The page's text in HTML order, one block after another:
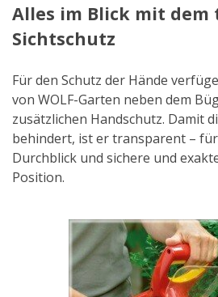
Alles im Blick mit
Sichtschutz
Für den Schutz der Hände
von WOLF-Garten neben dem
zusätzlichen Handschutz. Damit
behindert, ist er transparent –
Durchblick und sichere und
Position.